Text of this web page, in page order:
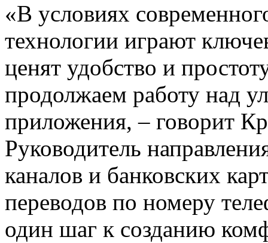
«В условиях
технологии играют
ценят удобство и
продолжаем работу над
приложения, – говорит
Руководитель
каналов и банковских
переводов по номеру
один шаг к созданию